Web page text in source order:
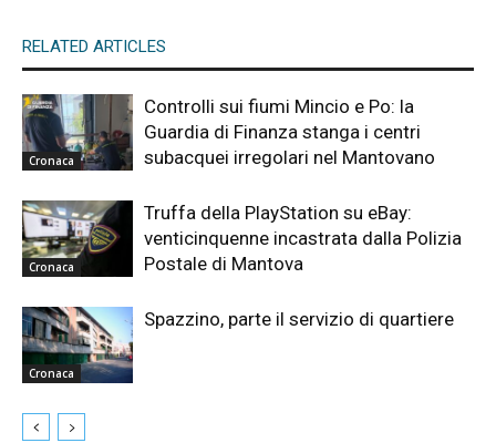
RELATED ARTICLES
Cronaca
Controlli sui fiumi Mincio e Po: la
Guardia di Finanza stanga i centri
subacquei irregolari nel Mantovano
Cronaca
Truffa della PlayStation su eBay:
venticinquenne incastrata dalla Polizia
Postale di Mantova
Cronaca
Spazzino, parte il servizio di quartiere